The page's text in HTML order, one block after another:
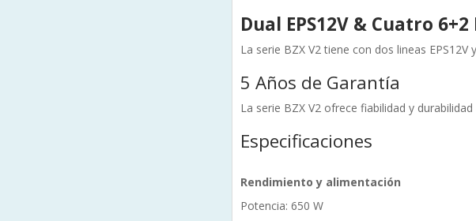
Dual EPS12V & Cuatro 6+2
La serie BZX V2 tiene con dos lineas
5 Años de Garantía
La serie BZX V2 ofrece fiabilidad y
Especificaciones
Rendimiento y alimentación
Potencia: 650 W